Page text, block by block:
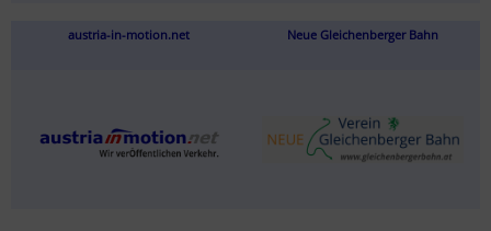
austria-in-motion.net Neue Gleichenberger Bahn